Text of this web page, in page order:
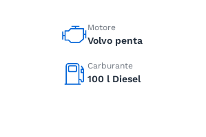
Motore
Volvo penta
Carburante
100 l Diesel